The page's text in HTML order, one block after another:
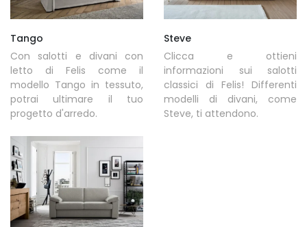
Tango
Con salotti e divani con
letto di Felis come il
modello Tango in tessuto,
potrai ultimare il tuo
progetto d'arredo.
Steve
Clicca e ottieni
informazioni sui salotti
classici di Felis! Differenti
modelli di divani, come
Steve, ti attendono.